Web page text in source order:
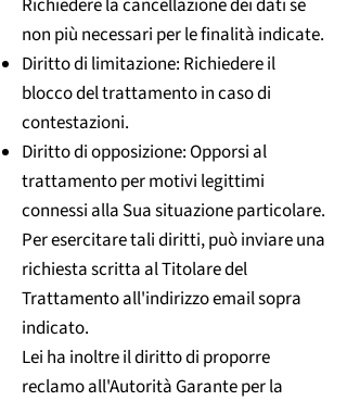
non più necessari per le finalità indicate.
Diritto di limitazione: Richiedere il
blocco del trattamento in caso di
contestazioni.
Diritto di opposizione: Opporsi al
trattamento per motivi legittimi
connessi alla Sua situazione particolare.
Per esercitare tali diritti, può inviare una
richiesta scritta al Titolare del
Trattamento all'indirizzo email sopra
indicato.
Lei ha inoltre il diritto di proporre
reclamo all'Autorità Garante per la